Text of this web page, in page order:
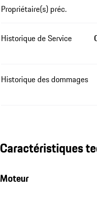
Propriétaire(s) préc.
Historique de Service
Historique des dommages
Caractéristiques
Moteur